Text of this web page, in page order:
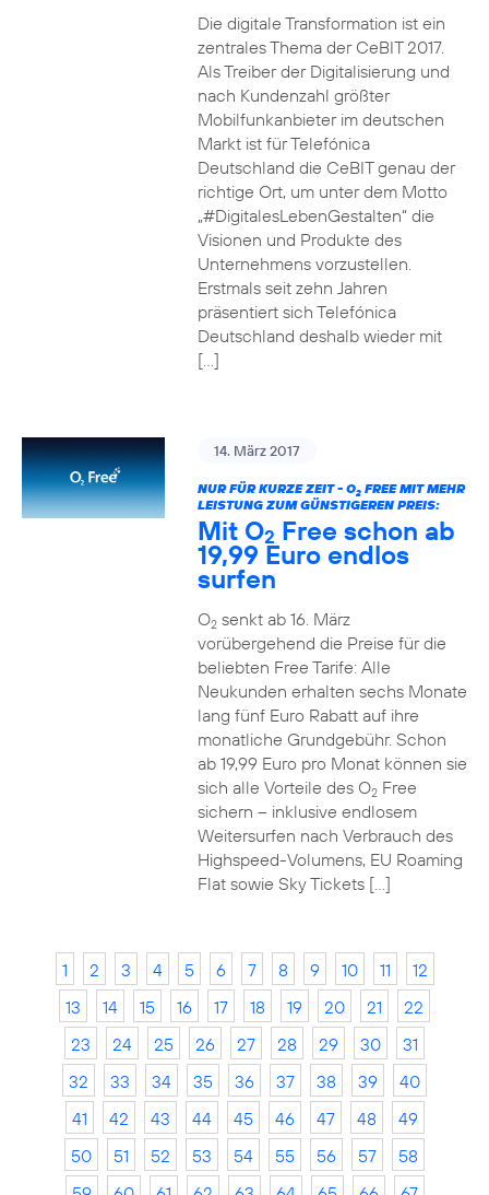
Die digitale Transformation ist ein
zentrales Thema der CeBIT 2017.
Als Treiber der Digitalisierung und
nach Kundenzahl größter
Mobilfunkanbieter im deutschen
Markt ist für Telefónica
Deutschland die CeBIT genau der
richtige Ort, um unter dem Motto
„#DigitalesLebenGestalten“ die
Visionen und Produkte des
Unternehmens vorzustellen.
Erstmals seit zehn Jahren
präsentiert sich Telefónica
Deutschland deshalb wieder mit
[…]
14. März 2017
NUR FÜR KURZE ZEIT - O2FREE MIT MEHR
LEISTUNG ZUM GÜNSTIGEREN PREIS:
Mit O2 Free schon ab
19,99 Euro endlos
surfen
O2senkt ab 16. März
vorübergehend die Preise für die
beliebten Free Tarife: Alle
Neukunden erhalten sechs Monate
lang fünf Euro Rabatt auf ihre
monatliche Grundgebühr. Schon
ab 19,99 Euro pro Monat können sie
sich alle Vorteile des O2Free
sichern – inklusive endlosem
Weitersurfen nach Verbrauch des
Highspeed-Volumens, EU Roaming
Flat sowie Sky Tickets […]
1 2 3 4 5 6 7 8 9 10 11
12
13
14 15 16 17 18 19 20 21
22
23
24 25 26 27 28 29 30
31
32
33 34 35 36 37 38 39
40
41
42 43 44 45 46 47 48
49
50
51 52 53 54 55 56 57
58